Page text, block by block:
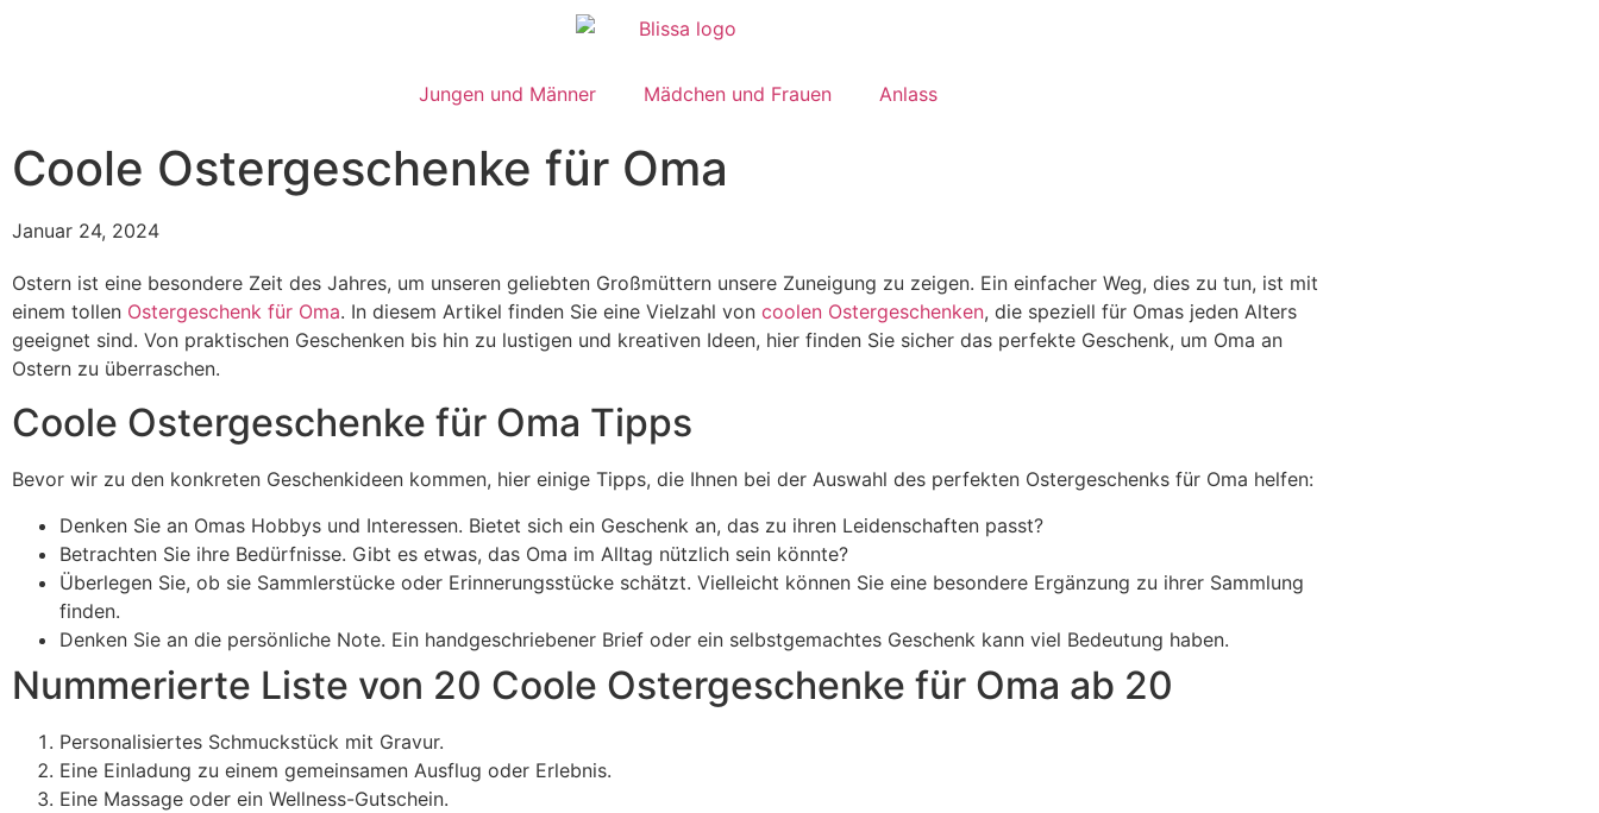
Jungen und Männer Mädchen und Frauen Anlass
Coole Ostergeschenke für Oma
Januar 24, 2024
Ostern ist eine besondere Zeit des Jahres, um unseren geliebten Großmüttern unsere Zuneigung zu zeigen. Ein einfacher Weg, dies zu tun, ist mit
einem tollen Ostergeschenk für Oma. In diesem Artikel finden Sie eine Vielzahl von coolen Ostergeschenken, die speziell für Omas jeden Alters
geeignet sind. Von praktischen Geschenken bis hin zu lustigen und kreativen Ideen, hier finden Sie sicher das perfekte Geschenk, um Oma an
Ostern zu überraschen.
Coole Ostergeschenke für Oma Tipps
Bevor wir zu den konkreten Geschenkideen kommen, hier einige Tipps, die Ihnen bei der Auswahl des perfekten Ostergeschenks für Oma helfen:
Denken Sie an Omas Hobbys und Interessen. Bietet sich ein Geschenk an, das zu ihren Leidenschaften passt?
Betrachten Sie ihre Bedürfnisse. Gibt es etwas, das Oma im Alltag nützlich sein könnte?
Überlegen Sie, ob sie Sammlerstücke oder Erinnerungsstücke schätzt. Vielleicht können Sie eine besondere Ergänzung zu ihrer Sammlung
finden.
Denken Sie an die persönliche Note. Ein handgeschriebener Brief oder ein selbstgemachtes Geschenk kann viel Bedeutung haben.
Nummerierte Liste von 20 Coole Ostergeschenke für Oma ab 20
Personalisiertes Schmuckstück mit Gravur.
Eine Einladung zu einem gemeinsamen Ausflug oder Erlebnis.
Eine Massage oder ein Wellness-Gutschein.